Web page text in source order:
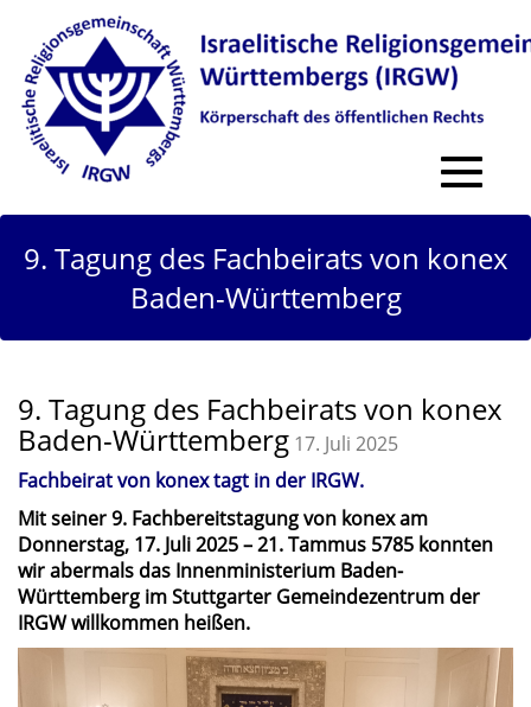
Toggle
9. Tagung des Fachbeirats von konex
Baden-Württemberg
9. Tagung des Fachbeirats von konex
Baden-Württemberg 17. Juli 2025
Fachbeirat von konex tagt in der IRGW.
Mit seiner 9. Fachbereitstagung von konex am
Donnerstag, 17. Juli 2025 – 21. Tammus 5785 konnten
wir abermals das Innenministerium Baden-
Württemberg im Stuttgarter Gemeindezentrum der
IRGW willkommen heißen.